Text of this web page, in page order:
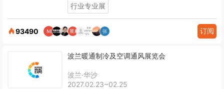
行业专业展
93490 订阅
波兰暖通制冷及空调通风展览会
波兰·华沙
2027.02.23~02.25